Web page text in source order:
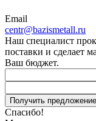
Email
centr@bazismetall.ru
Наш специалист
поставки и сделает
Ваш бюджет.
Получить предложение
Спасибо!